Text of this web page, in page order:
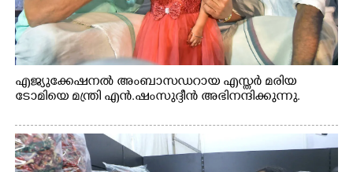
എജ്യുക്കേഷനൽ അംബാസഡറായ എസ്തർ മരിയ
ടോമിയെ മന്ത്രി എൻ.ഷംസുദ്ദീൻ അഭിനന്ദിക്കുന്നു.